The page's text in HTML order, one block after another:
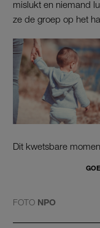
mislukt en niemand
ze de groep op het
Dit kwetsbare
FOTO NPO